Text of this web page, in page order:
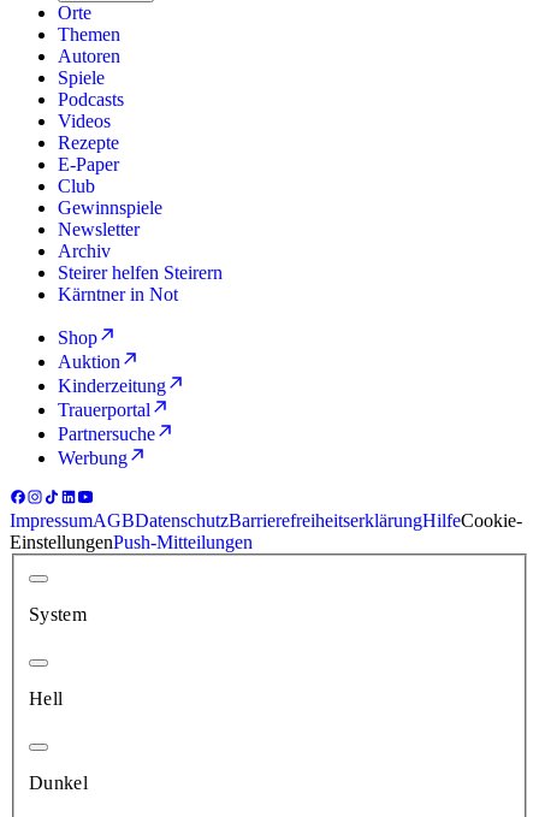
Orte
Themen
Autoren
Spiele
Podcasts
Videos
Rezepte
E-Paper
Club
Gewinnspiele
Newsletter
Archiv
Steirer helfen Steirern
Kärntner in Not
Shop
Auktion
Kinderzeitung
Trauerportal
Partnersuche
Werbung
ImpressumAGBDatenschutzBarrierefreiheitserklärungHilfeCookie-
EinstellungenPush-Mitteilungen
System
Hell
Dunkel